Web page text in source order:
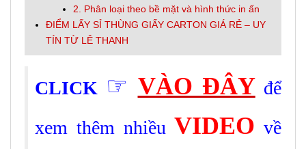
2. Phân loại theo bề mặt và hình thức in ấn
ĐIỂM LẤY SỈ THÙNG GIẤY CARTON GIÁ RẺ – UY
TÍN TỪ LÊ THANH
CLICK ☞ VÀO ĐÂY để
xem thêm nhiều VIDEO về